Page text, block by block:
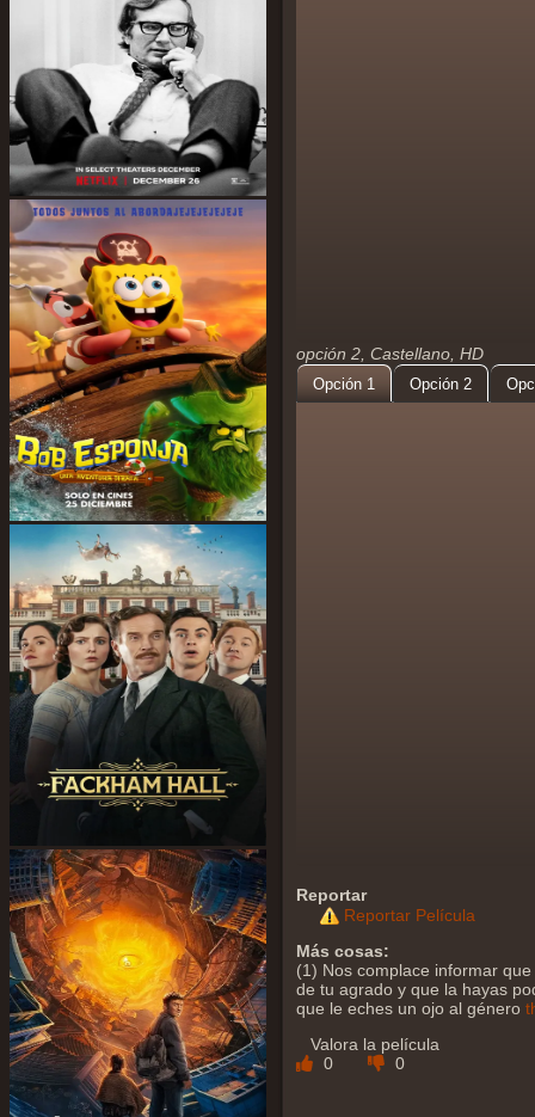
opción 2, Castellano, HD
Opción 1 Opción 2
Reportar
Reportar Película
Más cosas:
(1) Nos complace informar
de tu agrado y que la hayas
que le eches un ojo al género
Valora la película
0
0